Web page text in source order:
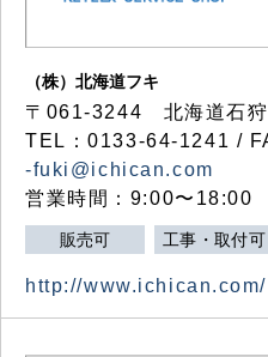
（株）北海道フキ
〒061-3244 北海道石
TEL：0133-64-1241 /
-fuki@ichican.com
営業時間：9:00〜18:00
販売可 工事・取付可
http://www.ichican.com/